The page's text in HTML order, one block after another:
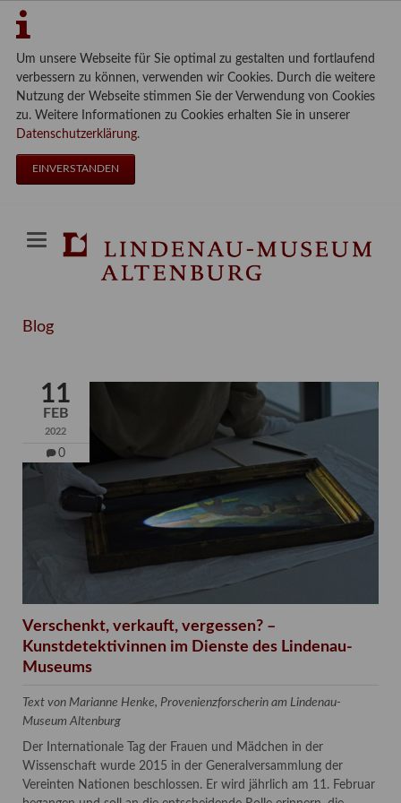
Um unsere Webseite für Sie optimal zu gestalten und fortlaufend
verbessern zu können, verwenden wir Cookies. Durch die weitere
Nutzung der Webseite stimmen Sie der Verwendung von Cookies
zu. Weitere Informationen zu Cookies erhalten Sie in unserer
Datenschutzerklärung.
EINVERSTANDEN
Blog
11
FEB
2022
0
Verschenkt, verkauft, vergessen? –
Kunstdetektivinnen im Dienste des Lindenau-
Museums
Text von Marianne Henke, Provenienzforscherin am Lindenau-
Museum Altenburg
Der Internationale Tag der Frauen und Mädchen in der
Wissenschaft wurde 2015 in der Generalversammlung der
Vereinten Nationen beschlossen. Er wird jährlich am 11. Februar